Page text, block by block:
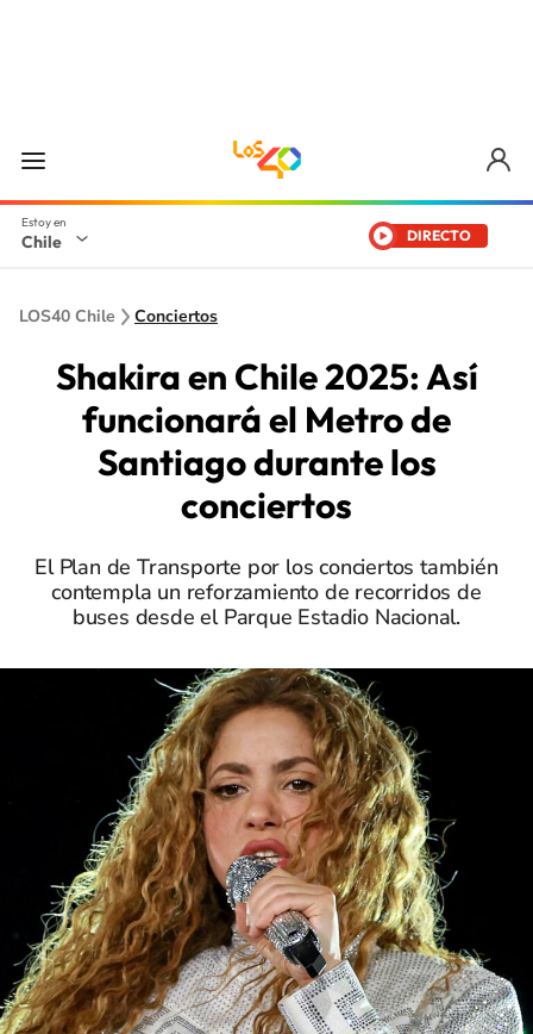
Chile DIRECTO
LOS40 Chile Conciertos
Shakira en Chile 2025: Así
funcionará el Metro de
Santiago durante los
conciertos
El Plan de Transporte por los conciertos también
contempla un reforzamiento de recorridos de
buses desde el Parque Estadio Nacional.